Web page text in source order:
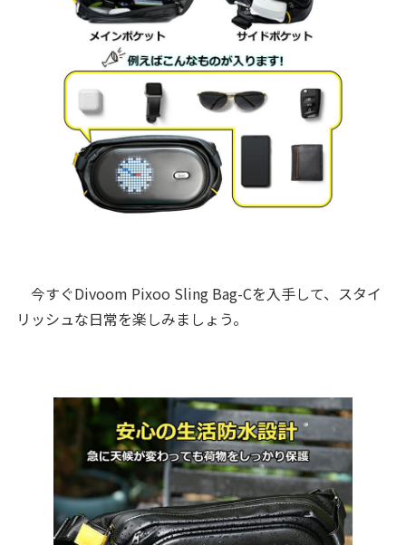
今すぐDivoom Pixoo Sling Bag-Cを入手して、スタイ
リッシュな日常を楽しみましょう。